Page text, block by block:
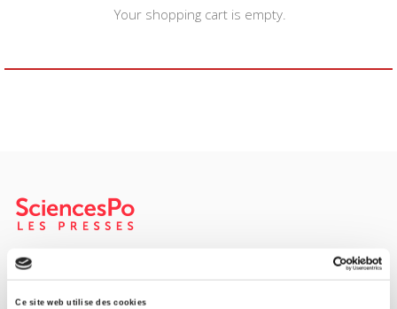
Ce site web utilise des cookies
Your shopping cart is empty.
SCIENCES PO UNIVERSITY PRESS has a threefold role: to publish
original research, to edit reference works for student use, and to
help public and political debate.